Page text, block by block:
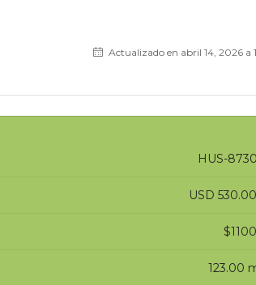
Actualizado en abril 14, 2026 a
HUS-
USD
123.00